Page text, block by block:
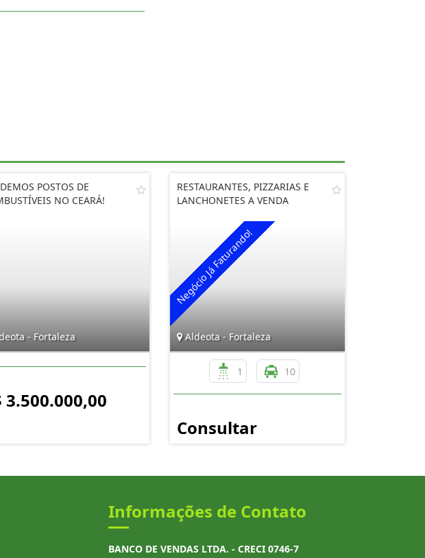
POSTOS DE
NO CEARÁ!
- Fortaleza
3.500.000,00
RESTAURANTES, PIZZARIAS E
LANCHONETES A VENDA
Aldeota - Fortaleza
1 10
Consultar
Informações de Contato
BANCO DE VENDAS LTDA. - CRECI 0746-7